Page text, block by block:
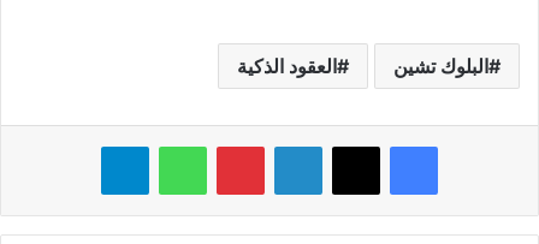
البلوك تشين العقود الذكية
فيسبوك ‫X لينكدإن بينتيريستواتساب تيلقرام